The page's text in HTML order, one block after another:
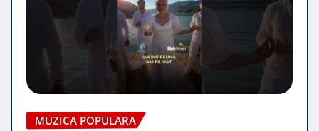
MUZICA POPULARA